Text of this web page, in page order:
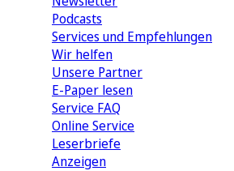
Podcasts
Services und Empfehlungen
Wir helfen
Unsere Partner
E-Paper lesen
Service FAQ
Online Service
Leserbriefe
Anzeigen